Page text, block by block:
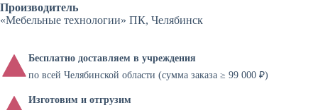
Производитель
«Мебельные технологии» ПК, Челябинск
Бесплатно доставляем в учреждения
по всей Челябинской области (сумма заказа ≥ 99 000 ₽)
Изготовим и отгрузим